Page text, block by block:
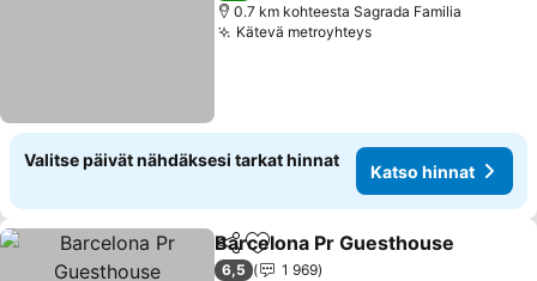
0.7 km kohteesta Sagrada Familia
Kätevä metroyhteysKatso hinnat
Valitse päivät nähdäksesi tarkat hinnat
Katso hinnat
Jaa Lisää suosikkeihin
Barcelona Pr Guesthouse
6,5
1 969